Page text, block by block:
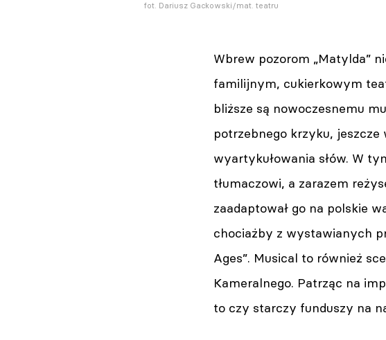
fot. Dariusz Gackowski/mat. teatru
Wbrew pozorom „Matylda”
familijnym, cukierkowym
bliższe są nowoczesnemu
potrzebnego krzyku,
wyartykułowania słów. W
tłumaczowi, a zarazem
zaadaptował go na polskie
chociażby z wystawianych
Ages”. Musical to również
Kameralnego. Patrząc na
to czy starczy funduszy na